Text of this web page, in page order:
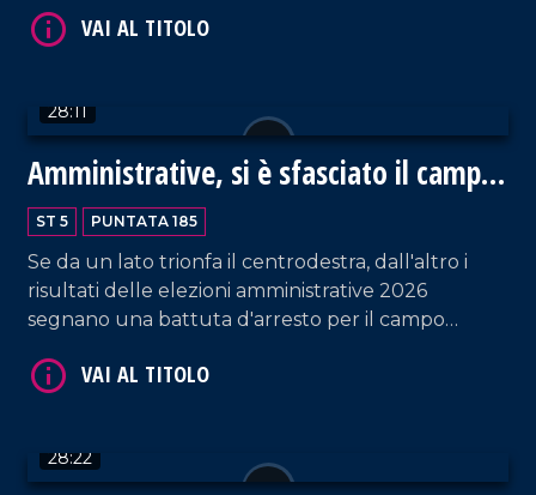
soldi. Ne parliamo con Alfonso Amendola, docente
Cosenza.
28:11
Amministrative, si è sfasciato il campo
largo
ST 5 PUNTATA 185
Se da un lato trionfa il centrodestra, dall'altro i
risultati delle elezioni amministrative 2026
segnano una battuta d'arresto per il campo
Fausto Orsomarso, senatore di Fratelli d'Italia, e
28:22
VAI AL TITOLO